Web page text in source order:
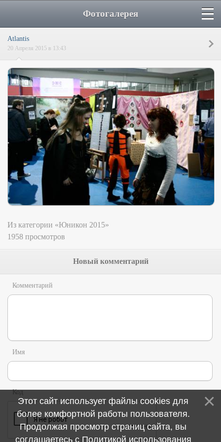
Фотогалерея
Atlantis
20 Апреля 2015 в 13:43
Из категории «Юникон 2015»
1958 просмотров
Новый комментарий
Комментарий
Имя
Код
Этот сайт использует файлы cookies для
более комфортной работы пользователя.
Продолжая просмотр страниц сайта, вы
соглашаетесь с Политикой использования